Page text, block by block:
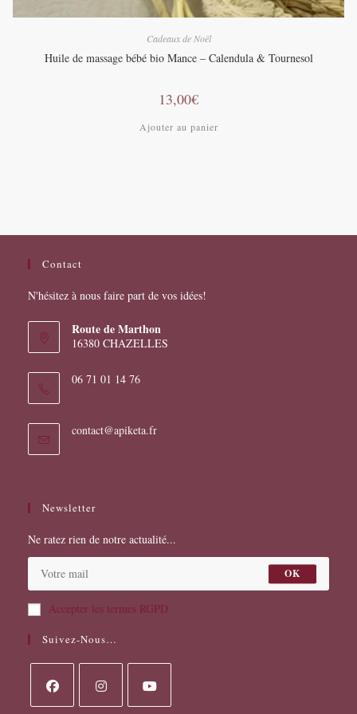
Cadeaux de Noël
Huile de massage bébé bio Mance – Calendula & Tournesol
13,00€
Ajouter au panier
Contact
N'hésitez à nous faire part de vos idées!
Route de Marthon
16380 CHAZELLES
06 71 01 14 76
contact@apiketa.frS’ouvre
Newsletter
Ne ratez rien de notre actualité...
OK
Accepter les termes RGPD
Suivez-Nous…